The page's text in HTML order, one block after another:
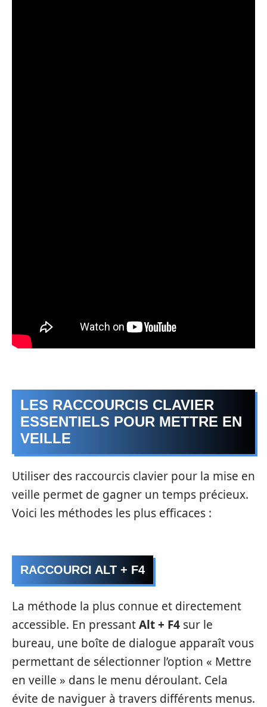
LES RACCOURCIS CLAVIER
ESSENTIELS POUR METTRE EN
VEILLE
Utiliser des raccourcis clavier pour la mise en
veille permet de gagner un temps précieux.
Voici les méthodes les plus efficaces :
RACCOURCI ALT + F4
La méthode la plus connue et directement
accessible. En pressantAlt + F4 sur le
bureau, une boîte de dialogue apparaît vous
permettant de sélectionner l’option « Mettre
en veille » dans le menu déroulant. Cela
évite de naviguer à travers différents menus.